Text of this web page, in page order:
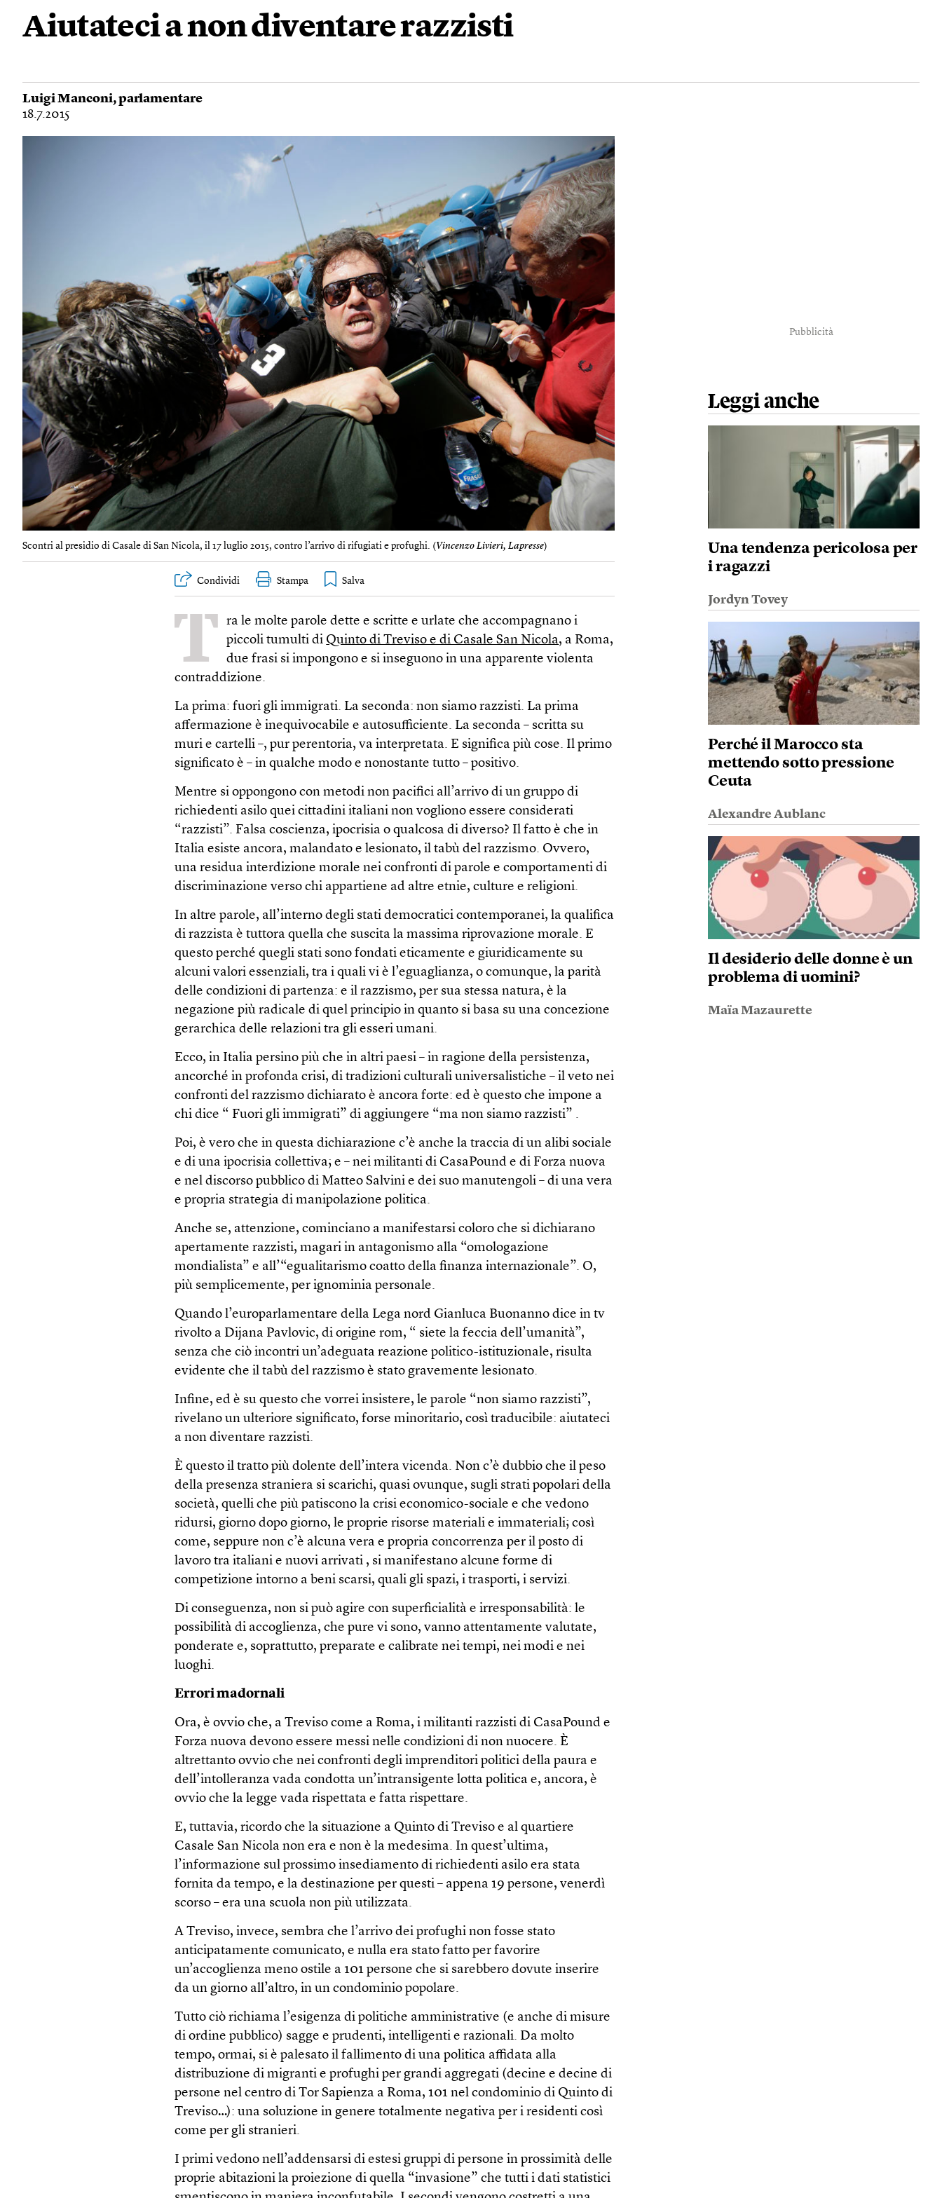
Aiutateci a non diventare razzisti
Luigi Manconi, parlamentare
18.7.2015
Scontri al presidio di Casale di San Nicola, il 17 luglio 2015, contro l’arrivo di rifugiati e profughi. ( Vincenzo Livieri, Lapresse)
Condividi Stampa
T
ra le molte parole dette e scritte e urlate che accompagnano i
piccoli tumulti di Quinto di Treviso e di Casale San Nicola, a Roma,
due frasi si impongono e si inseguono in una apparente violenta
contraddizione.
La prima: fuori gli immigrati. La seconda: non siamo razzisti. La prima
affermazione è inequivocabile e autosufficiente. La seconda – scritta su
muri e cartelli –, pur perentoria, va interpretata. E significa più cose. Il primo
significato è – in qualche modo e nonostante tutto – positivo.
Mentre si oppongono con metodi non pacifici all’arrivo di un gruppo di
richiedenti asilo quei cittadini italiani non vogliono essere considerati
“razzisti”. Falsa coscienza, ipocrisia o qualcosa di diverso? Il fatto è che in
Italia esiste ancora, malandato e lesionato, il tabù del razzismo. Ovvero,
una residua interdizione morale nei confronti di parole e comportamenti di
discriminazione verso chi appartiene ad altre etnie, culture e religioni.
In altre parole, all’interno degli stati democratici contemporanei, la qualifica
di razzista è tuttora quella che suscita la massima riprovazione morale. E
questo perché quegli stati sono fondati eticamente e giuridicamente su
alcuni valori essenziali, tra i quali vi è l’eguaglianza, o comunque, la parità
delle condizioni di partenza: e il razzismo, per sua stessa natura, è la
negazione più radicale di quel principio in quanto si basa su una concezione
gerarchica delle relazioni tra gli esseri umani.
Ecco, in Italia persino più che in altri paesi – in ragione della persistenza,
ancorché in profonda crisi, di tradizioni culturali universalistiche – il veto nei
confronti del razzismo dichiarato è ancora forte: ed è questo che impone a
chi dice “ Fuori gli immigrati” di aggiungere “ma non siamo razzisti” .
Poi, è vero che in questa dichiarazione c’è anche la traccia di un alibi sociale
e di una ipocrisia collettiva; e – nei militanti di CasaPound e di Forza nuova
e nel discorso pubblico di Matteo Salvini e dei suo manutengoli – di una vera
e propria strategia di manipolazione politica.
Anche se, attenzione, cominciano a manifestarsi coloro che si dichiarano
apertamente razzisti, magari in antagonismo alla “omologazione
mondialista” e all’“egualitarismo coatto della finanza internazionale”. O,
più semplicemente, per ignominia personale.
Quando l’europarlamentare della Lega nord Gianluca Buonanno dice in tv
rivolto a Dijana Pavlovic, di origine rom, “ siete la feccia dell’umanità”,
senza che ciò incontri un’adeguata reazione politico-istituzionale, risulta
evidente che il tabù del razzismo è stato gravemente lesionato.
Infine, ed è su questo che vorrei insistere, le parole “non siamo razzisti”,
rivelano un ulteriore significato, forse minoritario, così traducibile: aiutateci
a non diventare razzisti.
È questo il tratto più dolente dell’intera vicenda. Non c’è dubbio che il peso
della presenza straniera si scarichi, quasi ovunque, sugli strati popolari della
società, quelli che più patiscono la crisi economico-sociale e che vedono
ridursi, giorno dopo giorno, le proprie risorse materiali e immateriali; così
come, seppure non c’è alcuna vera e propria concorrenza per il posto di
lavoro tra italiani e nuovi arrivati , si manifestano alcune forme di
competizione intorno a beni scarsi, quali gli spazi, i trasporti, i servizi.
Di conseguenza, non si può agire con superficialità e irresponsabilità: le
possibilità di accoglienza, che pure vi sono, vanno attentamente valutate,
ponderate e, soprattutto, preparate e calibrate nei tempi, nei modi e nei
luoghi.
Errori madornali
Ora, è ovvio che, a Treviso come a Roma, i militanti razzisti di CasaPound e
Forza nuova devono essere messi nelle condizioni di non nuocere. È
altrettanto ovvio che nei confronti degli imprenditori politici della paura e
dell’intolleranza vada condotta un’intransigente lotta politica e, ancora, è
ovvio che la legge vada rispettata e fatta rispettare.
E, tuttavia, ricordo che la situazione a Quinto di Treviso e al quartiere
Casale San Nicola non era e non è la medesima. In quest’ultima,
l’informazione sul prossimo insediamento di richiedenti asilo era stata
fornita da tempo, e la destinazione per questi – appena 19 persone, venerdì
scorso – era una scuola non più utilizzata.
A Treviso, invece, sembra che l’arrivo dei profughi non fosse stato
anticipatamente comunicato, e nulla era stato fatto per favorire
un’accoglienza meno ostile a 101 persone che si sarebbero dovute inserire
da un giorno all’altro, in un condominio popolare.
Tutto ciò richiama l’esigenza di politiche amministrative (e anche di misure
di ordine pubblico) sagge e prudenti, intelligenti e razionali. Da molto
tempo, ormai, si è palesato il fallimento di una politica affidata alla
distribuzione di migranti e profughi per grandi aggregati (decine e decine di
persone nel centro di Tor Sapienza a Roma, 101 nel condominio di Quinto di
Treviso…): una soluzione in genere totalmente negativa per i residenti così
come per gli stranieri.
I primi vedono nell’addensarsi di estesi gruppi di persone in prossimità delle
proprie abitazioni la proiezione di quella “invasione” che tutti i dati statistici
Pubblicità
Leggi anche
Una tendenza pericolosa per
i ragazzi
Jordyn Tovey
Perché il Marocco sta
mettendo sotto pressione
Ceuta
Alexandre Aublanc
Il desiderio delle donne è un
problema di uomini?
Maïa Mazaurette